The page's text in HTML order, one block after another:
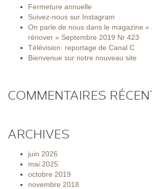
Fermeture annuelle
Suivez-nous sur Instagram
On parle de nous dans le magazine
rénover » Septembre 2019 Nr 423
Télévision: reportage de Canal C
Bienvenue sur notre nouveau site
COMMENTAIRES
ARCHIVES
juin 2026
mai 2025
octobre 2019
novembre 2018